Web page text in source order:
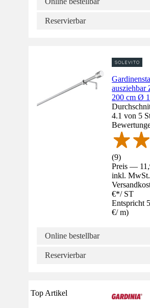
Reservierbar
ausziehbar
200 cm Ø
4.1 von 5
(9)
Preis —
inkl.
€*/ ST
Entspricht
€/ m)
Online bestellbar
Reservierbar
Top Artikel